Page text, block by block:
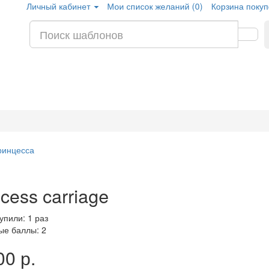
Личный кабинет Мои список желаний (0) Корзина
carriage
1 раз
баллы: 2
р.